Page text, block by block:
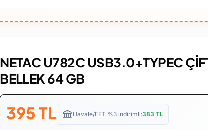
NETAC U782C USB3.0+TYPEC
BELLEK 64 GB
395 TL Havale/EFT %3 indirimli:383 TL